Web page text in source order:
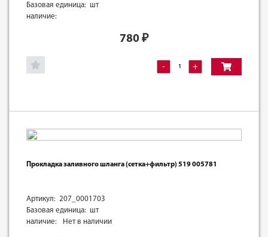
Базовая единица: шт
наличие:
780 ₽
- +
Прокладка заливного шланга (сетка+фильтр) 519 005781
Артикул: 207_0001703
Базовая единица: шт
наличие:
Нет в наличии